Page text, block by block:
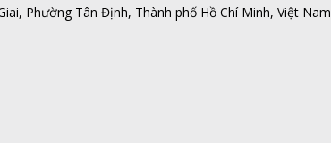
Phường Tân Định, Thành phố Hồ Chí Minh, Việt Nam